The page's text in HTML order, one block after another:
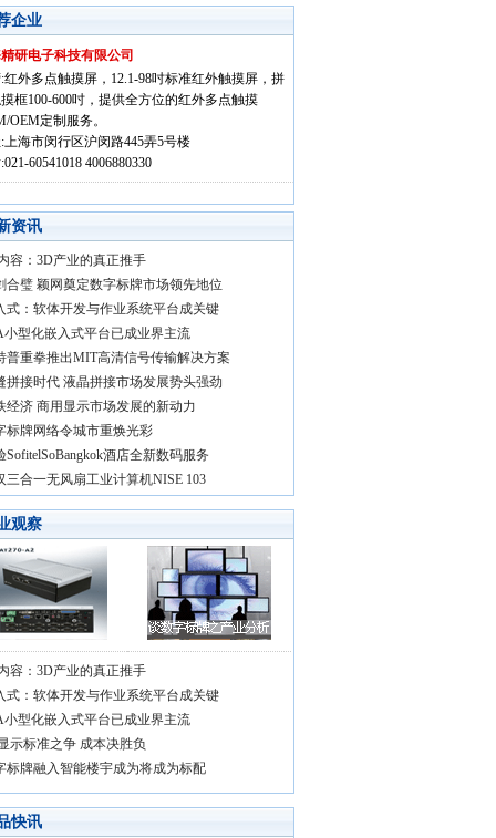
企业
研电子科技有限公司
红外多点触摸屏，12.1-98吋标准红外触摸屏，拼
框100-600吋，提供全方位的红外多点触摸
OEM定制服务。
上海市闵行区沪闵路445弄5号楼
60541018 4006880330
资讯
容：3D产业的真正推手
合璧 颖网奠定数字标牌市场领先地位
式：软体开发与作业系统平台成关键
型化嵌入式平台已成业界主流
普重拳推出MIT高清信号传输解决方案
拼接时代 液晶拼接市场发展势头强劲
经济 商用显示市场发展的新动力
标牌网络令城市重焕光彩
SofitelSoBangkok酒店全新数码服务
三合一无风扇工业计算机NISE 103
观察
容：3D产业的真正推手
式：软体开发与作业系统平台成关键
型化嵌入式平台已成业界主流
示标准之争 成本决胜负
标牌融入智能楼宇成为将成为标配
快讯